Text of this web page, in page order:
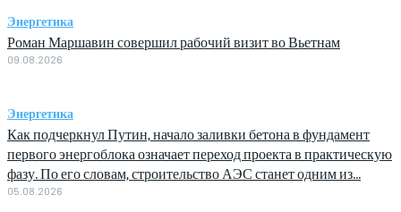
Энергетика
Роман Маршавин совершил рабочий визит во Вьетнам
09.08.2026
Энергетика
Как подчеркнул Путин, начало заливки бетона в фундамент
первого энергоблока означает переход проекта в практическую
фазу. По его словам, строительство АЭС станет одним из...
05.08.2026